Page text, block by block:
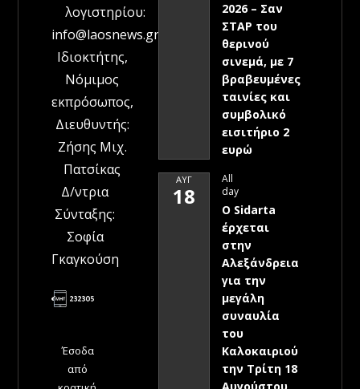
λογιστηρίου:
info@laosnews.gr
Ιδιοκτήτης,
Νόμιμος
εκπρόσωπος,
Διευθυντής:
Ζήσης Μιχ.
Πατσίκας
Δ/ντρια
Σύνταξης:
Σοφία
Γκαγκούση
Έσοδα
από
2026 – Σαν
ΣΤΑΡ του
θερινού
σινεμά, με 7
βραβευμένες
ταινίες και
συμβολικό
εισιτήριο 2
ευρώ
ΑΥΓ
18
All
day
Ο Sidarta
έρχεται
στην
Αλεξάνδρεια
για την
μεγάλη
συναυλία
του
Καλοκαιριού
την Τρίτη 18